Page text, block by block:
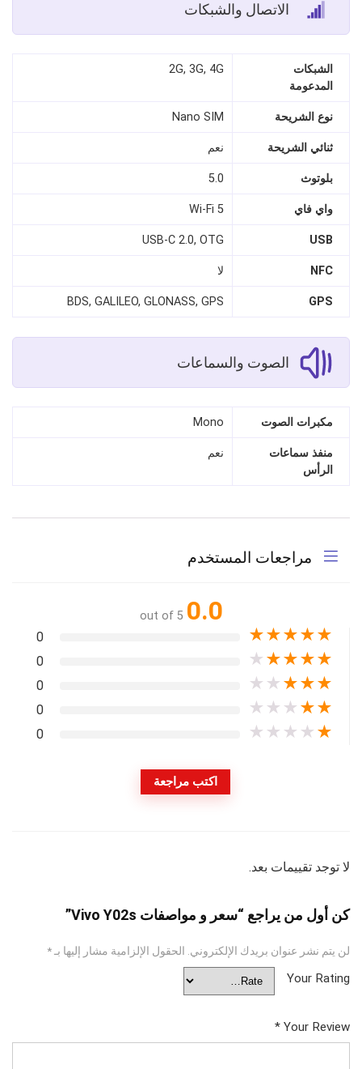
الاتصال والشبكات
الشبكات
المدعومة
2G, 3G, 4G
نوع الشريحة Nano SIM
ثنائي الشريحة نعم
بلوتوث 5.0
واي فاي Wi-Fi 5
USB
USB-C 2.0, OTG
NFC لا
GPS
BDS, GALILEO, GLONASS, GPS
الصوت والسماعات
مكبرات الصوت Mono
منفذ سماعات
الرأس
نعم
مراجعات المستخدم
0.0
out of 5
★
★
★
★
★
0
★
★
★
★
★
0
★
★
★
★
★
0
★
★
★
★
★
0
★
★
★
★
★
0
اكتب مراجعة
لا توجد تقييمات بعد.
كن أول من يراجع “سعر و مواصفات Vivo Y02s”
لن يتم نشر عنوان بريدك الإلكتروني. الحقول الإلزامية مشار إليها بـ*
Your Rating
Your Review
*